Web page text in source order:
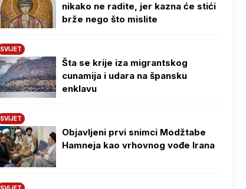
nikako ne radite, jer kazna će stići
brže nego što mislite
SVIJET
Šta se krije iza migrantskog
cunamija i udara na špansku
enklavu
SVIJET
Objavljeni prvi snimci Modžtabe
Hamneja kao vrhovnog vođe Irana